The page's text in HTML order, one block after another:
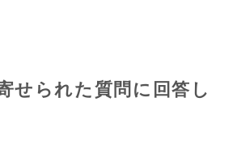
せられた質問に回答し